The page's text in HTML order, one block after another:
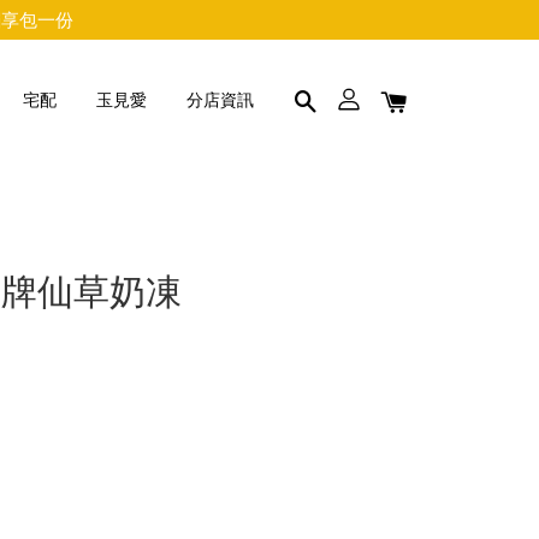
包一份
宅配 玉見愛 分店資訊
仙草奶凍